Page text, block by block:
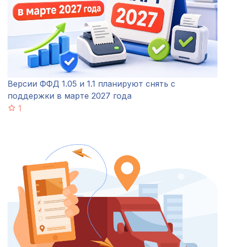
Версии ФФД 1.05 и 1.1 планируют снять с
поддержки в марте 2027 года
1